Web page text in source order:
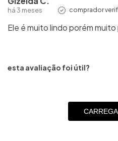
há 3 meses comprador
Ele é muito lindo porém
esta avaliação foi útil?